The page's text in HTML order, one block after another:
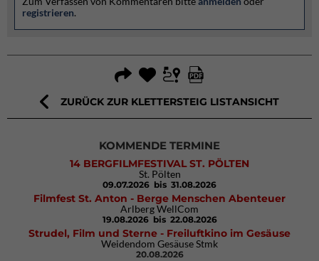
registrieren.
ZURÜCK ZUR KLETTERSTEIG LISTANSICHT
KOMMENDE TERMINE
14 BERGFILMFESTIVAL ST. PÖLTEN
St. Pölten
09.07.2026 bis 31.08.2026
Filmfest St. Anton - Berge Menschen Abenteuer
Arlberg WellCom
19.08.2026 bis 22.08.2026
Strudel, Film und Sterne - Freiluftkino im Gesäuse
Weidendom Gesäuse Stmk
20.08.2026